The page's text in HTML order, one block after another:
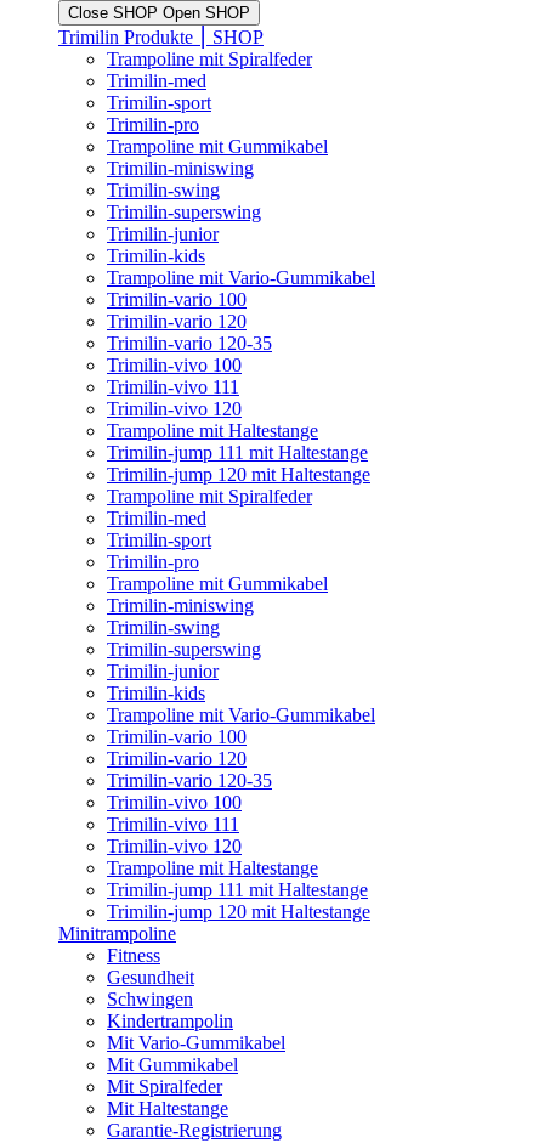
Close SHOP Open SHOP
Trimilin Produkte ⎮ SHOP
Trampoline mit Spiralfeder
Trimilin-med
Trimilin-sport
Trimilin-pro
Trampoline mit Gummikabel
Trimilin-miniswing
Trimilin-swing
Trimilin-superswing
Trimilin-junior
Trimilin-kids
Trampoline mit Vario-Gummikabel
Trimilin-vario 100
Trimilin-vario 120
Trimilin-vario 120-35
Trimilin-vivo 100
Trimilin-vivo 111
Trimilin-vivo 120
Trampoline mit Haltestange
Trimilin-jump 111 mit Haltestange
Trimilin-jump 120 mit Haltestange
Trampoline mit Spiralfeder
Trimilin-med
Trimilin-sport
Trimilin-pro
Trampoline mit Gummikabel
Trimilin-miniswing
Trimilin-swing
Trimilin-superswing
Trimilin-junior
Trimilin-kids
Trampoline mit Vario-Gummikabel
Trimilin-vario 100
Trimilin-vario 120
Trimilin-vario 120-35
Trimilin-vivo 100
Trimilin-vivo 111
Trimilin-vivo 120
Trampoline mit Haltestange
Trimilin-jump 111 mit Haltestange
Trimilin-jump 120 mit Haltestange
Minitrampoline
Fitness
Gesundheit
Schwingen
Kindertrampolin
Mit Vario-Gummikabel
Mit Gummikabel
Mit Spiralfeder
Mit Haltestange
Garantie-Registrierung